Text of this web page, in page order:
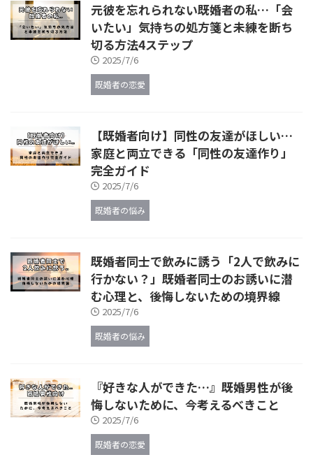
元彼を忘れられない既婚者の私…「会
いたい」気持ちの処方箋と未練を断ち
切る方法4ステップ
2025/7/6
既婚者の恋愛
【既婚者向け】同性の友達がほしい…
家庭と両立できる「同性の友達作り」
完全ガイド
2025/7/6
既婚者の悩み
既婚者同士で飲みに誘う「2人で飲みに
行かない？」既婚者同士のお誘いに潜
む心理と、後悔しないための境界線
2025/7/6
既婚者の悩み
『好きな人ができた…』既婚男性が後
悔しないために、今考えるべきこと
2025/7/6
既婚者の恋愛